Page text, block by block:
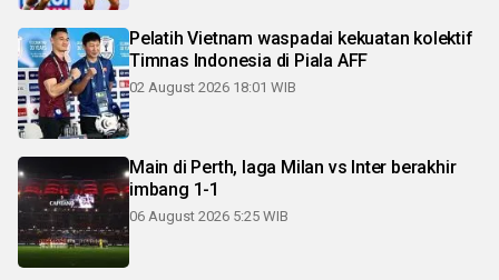
Pelatih Vietnam waspadai kekuatan kolektif
Timnas Indonesia di Piala AFF
02 August 2026 18:01 WIB
Main di Perth, laga Milan vs Inter berakhir
imbang 1-1
06 August 2026 5:25 WIB